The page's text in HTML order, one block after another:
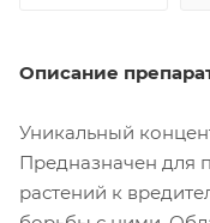
Описание
Уникальный
Предназначен для
растений к